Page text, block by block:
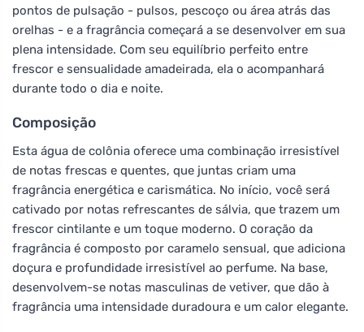
pontos de pulsação - pulsos, pescoço ou área atrás das
orelhas - e a fragrância começará a se desenvolver em sua
plena intensidade. Com seu equilíbrio perfeito entre
frescor e sensualidade amadeirada, ela o acompanhará
durante todo o dia e noite.
Composição
Esta água de colônia oferece uma combinação irresistível
de notas frescas e quentes, que juntas criam uma
fragrância energética e carismática. No início, você será
cativado por notas refrescantes de sálvia, que trazem um
frescor cintilante e um toque moderno. O coração da
fragrância é composto por caramelo sensual, que adiciona
doçura e profundidade irresistível ao perfume. Na base,
desenvolvem-se notas masculinas de vetiver, que dão à
fragrância uma intensidade duradoura e um calor elegante.